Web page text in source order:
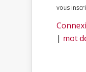
vous
| mot